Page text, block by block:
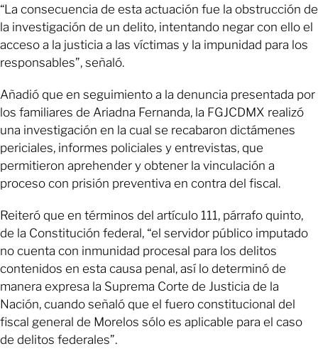
“La consecuencia de esta actuación fue la obstrucción de
la investigación de un delito, intentando negar con ello el
acceso a la justicia a las víctimas y la impunidad para los
responsables”, señaló.
Añadió que en seguimiento a la denuncia presentada por
los familiares de Ariadna Fernanda, la FGJCDMX realizó
una investigación en la cual se recabaron dictámenes
periciales, informes policiales y entrevistas, que
permitieron aprehender y obtener la vinculación a
proceso con prisión preventiva en contra del fiscal.
Reiteró que en términos del artículo 111, párrafo quinto,
de la Constitución federal, “el servidor público imputado
no cuenta con inmunidad procesal para los delitos
contenidos en esta causa penal, así lo determinó de
manera expresa la Suprema Corte de Justicia de la
Nación, cuando señaló que el fuero constitucional del
fiscal general de Morelos sólo es aplicable para el caso
de delitos federales”.